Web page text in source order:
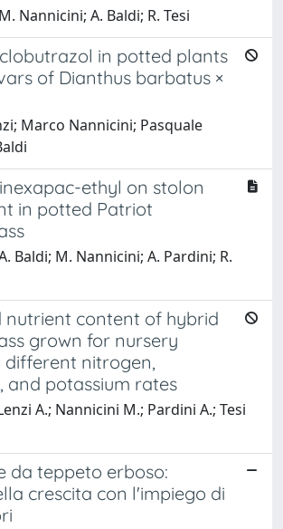
Nannicini; A. Baldi; R. Tesi
in potted plants
of Dianthus barbatus ×
Marco Nannicini; Pasquale
ethyl on stolon
in potted Patriot
Baldi; M. Nannicini; A. Pardini; R.
nutrient content of hybrid
grown for nursery
different nitrogen,
and potassium rates
A.; Nannicini M.; Pardini A.; Tesi
da teppeto erboso:
crescita con l'impiego di